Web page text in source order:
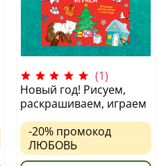
(1)
Новый год! Рисуем,
раскрашиваем, играем
-20% промокод
ЛЮБОВЬ